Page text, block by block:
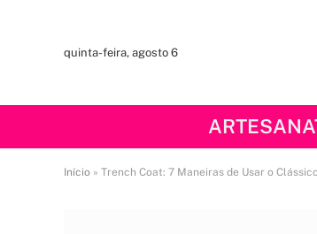
quinta-feira, agosto 6
Início » Trench Coat: 7 Maneiras de Usar o